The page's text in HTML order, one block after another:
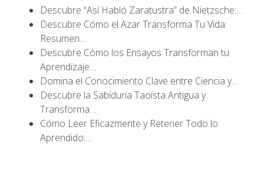
Descubre “Así Habló Zaratustra” de Nietzsche:…
Descubre Cómo el Azar Transforma Tu Vida:
Resumen…
Descubre Cómo los Ensayos Transforman tu
Aprendizaje…
Domina el Conocimiento Clave entre Ciencia y…
Descubre la Sabiduría Taoísta Antigua y
Transforma…
Cómo Leer Eficazmente y Retener Todo lo
Aprendido:…